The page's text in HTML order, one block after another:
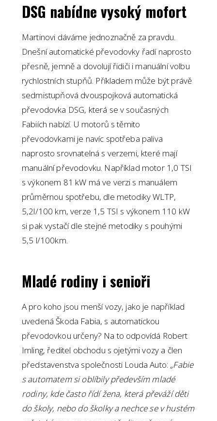
DSG nabídne vysoký mofort
Martinovi dáváme jednoznačně za pravdu.
Dnešní automatické převodovky řadí naprosto
přesně, jemně a dovolují řidiči i manuální volbu
rychlostních stupňů. Příkladem může být právě
sedmistupňová dvouspojková automatická
převodovka DSG, která se v současných
Fabiích nabízí. U motorů s těmito
převodovkami je navíc spotřeba paliva
naprosto srovnatelná s verzemi, které mají
manuální převodovku. Například motor 1,0 TSI
s výkonem 81 kW má ve verzi s manuálem
průměrnou spotřebu, dle metodiky WLTP,
5,2l/100 km, verze 1,5 TSI s výkonem 110 kW
si pak vystačí dle stejné metodiky s pouhými
5,5 l/100km.
Mladé rodiny i senioři
A pro koho jsou menší vozy, jako je například
uvedená Škoda Fabia, s automatickou
převodovkou určeny? Na to odpovídá Robert
Imling, ředitel obchodu s ojetými vozy a člen
představenstva společnosti Louda Auto: „Fabie
s automatem si oblíbily především mladé
rodiny, kde často řídí žena, která převáží děti
do školy, nebo do školky a nechce se v hustém